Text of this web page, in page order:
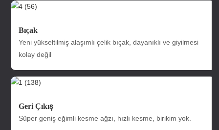
Bıçak
Yeni yükseltilmiş alaşımlı çelik bıçak, dayanıklı ve giyilmesi
kolay değil
Geri Çıkış
Süper geniş eğimli kesme ağzı, hızlı kesme, birikim yok.